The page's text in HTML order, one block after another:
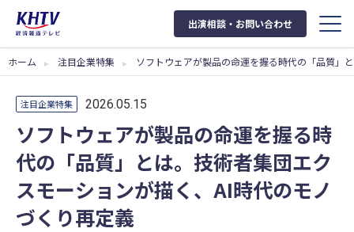
出演相談・お問い合わせ
ホーム 注目企業特集 ソフトウェアが製品の命運を握る時代の「品質」
注目企業特集 2026.05.15
ソフトウェアが製品の命運を握る時
代の「品質」とは。技術者集団エク
スモーションが描く、AI時代のモノ
づくり再定義